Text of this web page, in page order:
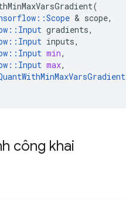
(
::Scope & scope,
:: Input gradients,
:: Input inputs,
:: Input min,
:: Input max,
công khai